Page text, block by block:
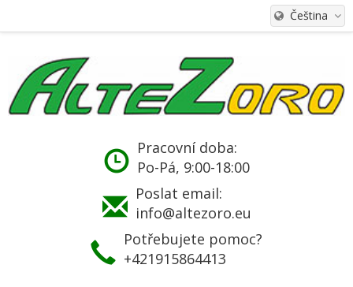
Čeština
Pracovní doba:
Po-Pá, 9:00-18:00
Poslat email:
info@altezoro.eu
Potřebujete pomoc?
+421915864413